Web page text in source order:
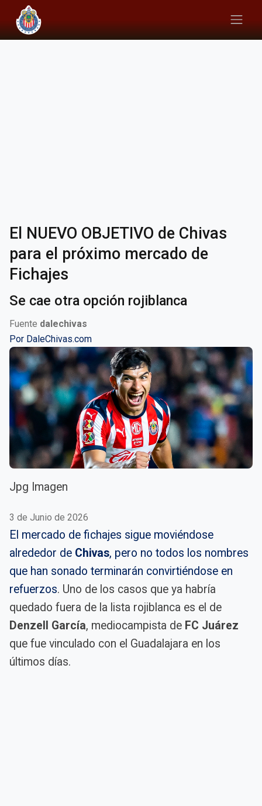
El NUEVO OBJETIVO de Chivas
para el próximo mercado de
Fichajes
Se cae otra opción rojiblanca
Fuente dalechivas
Por DaleChivas.com
Jpg Imagen
3 de Junio de 2026
El mercado de fichajes sigue moviéndose
alrededor de Chivas, pero no todos los nombres
que han sonado terminarán convirtiéndose en
refuerzos. Uno de los casos que ya habría
quedado fuera de la lista rojiblanca es el de
Denzell García, mediocampista de FC Juárez
que fue vinculado con el Guadalajara en los
últimos días.